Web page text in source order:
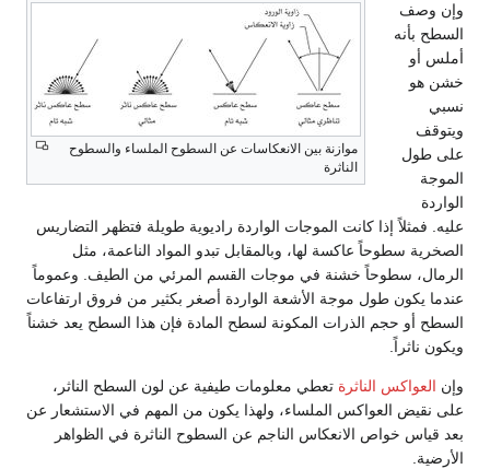
موازنة بين الانعكاسات عن السطوح الملساء والسطوح
الناثرة
وإن وصف
السطح بأنه
أملس أو
خشن هو
نسبي
ويتوقف
على طول
الموجة
الواردة
عليه. فمثلاً إذا كانت الموجات الواردة راديوية طويلة فتظهر التضاريس
الصخرية سطوحاً عاكسة لها، وبالمقابل تبدو المواد الناعمة، مثل
الرمال، سطوحاً خشنة في موجات القسم المرئي من الطيف. وعموماً
عندما يكون طول موجة الأشعة الواردة أصغر بكثير من فروق ارتفاعات
السطح أو حجم الذرات المكونة لسطح المادة فإن هذا السطح يعد خشناً
ويكون ناثراً.
وإن العواكس الناثرة تعطي معلومات طيفية عن لون السطح الناثر،
على نقيض العواكس الملساء، ولهذا يكون من المهم في الاستشعار عن
بعد قياس خواص الانعكاس الناجم عن السطوح الناثرة في الظواهر
الأرضية.